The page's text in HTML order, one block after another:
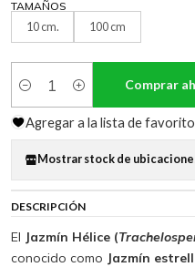
TAMAÑOS
10 cm.
100 cm
Cantidad
Comprar
Agregar a la lista de
Mostrar stock de
DESCRIPCIÓN
El Jazmín Hélice (
conocido como Jazmín